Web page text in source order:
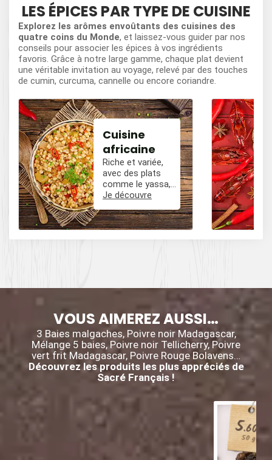
LES ÉPICES PAR TYPE DE CUISINE
Explorez les arômes envoûtants des cuisines des
quatre coins du Monde, et laissez-vous guider par nos
conseils pour associer les épices à vos ingrédients
favoris. Grâce à notre large gamme, chaque plat devient
une véritable invitation au voyage, relevé par des touches
de cumin, curcuma, cannelle ou encore coriandre.
Cuisine
africaine
Riche et variée,
avec des plats
comme le yassa,
le poulet mafé, et
épicées avec du
poivre, du cumin,
et des piments.
Je découvre
VOUS AIMEREZ AUSSI…
3 Baies malgaches, Poivre noir Madagascar,
Mélange 5 baies, Poivre noir Tellicherry, Poivre
vert frit Madagascar, Poivre Rouge Bolavens…
Découvrez les produits les plus appréciés de
Sacré Français !
5.60 €
50 g